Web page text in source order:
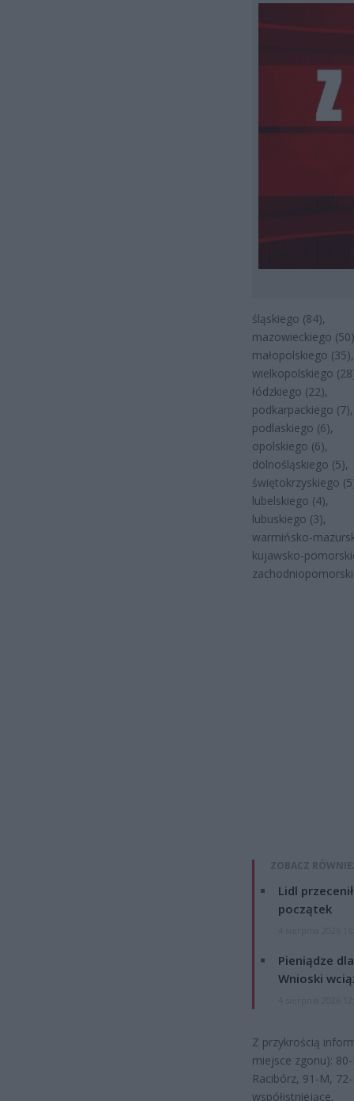
śląskiego (84),
mazowieckiego
małopolskiego (35),
wielkopolskiego
łódzkiego (22),
podkarpackiego (7),
podlaskiego (6),
opolskiego (6),
dolnośląskiego (5),
świętokrzyskiego
lubelskiego (4),
lubuskiego (3),
warmińsko-
kujawsko-
ZOBACZ
Lidl
początek
Pieniądze
Wnioski
Z przykrością
miejsce zgonu):
Racibórz, 91-M,
współistniejące.